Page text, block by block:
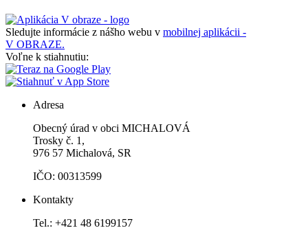
Sledujte informácie z nášho webu v mobilnej aplikácii -
V OBRAZE.
Voľne k stiahnutiu:
Adresa
Obecný úrad v obci MICHALOVÁ
Trosky č. 1,
976 57 Michalová, SR
IČO: 00313599
Kontakty
Tel.: +421 48 6199157